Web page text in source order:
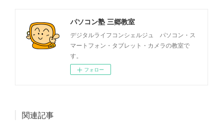
パソコン塾 三郷教室
デジタルライフコンシェルジュ パソコン・ス
マートフォン・タブレット・カメラの教室で
す。
フォロー
関連記事